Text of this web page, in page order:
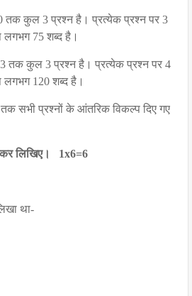
तक कुल 3 प्रश्न है। प्रत्येक प्रश्न पर 3
लगभग 75 शब्द है।
तक कुल 3 प्रश्न है। प्रत्येक प्रश्न पर 4
लगभग 120 शब्द है।
सभी प्रश्नों के आंतरिक विकल्प दिए गए
कर लिखिए। 1x6=6
था-